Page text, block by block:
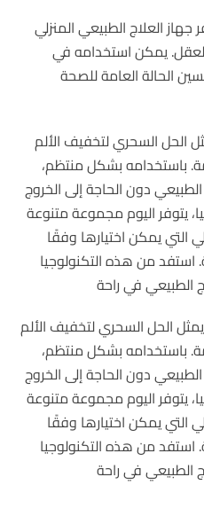
جهاز العلاج الطبيعي المنزلي
يمكن استخدامه في
الحالة العامة للصحة
الحل السحري لتخفيف الألم
باستخدامه بشكل منتظم،
دون الحاجة إلى الخروج
يتوفر اليوم مجموعة متنوعة
التي يمكن اختيارها وفقًا
استفد من هذه التكنولوجيا
الطبيعي في راحة
يمثل الحل السحري لتخفيف الألم
باستخدامه بشكل منتظم،
دون الحاجة إلى الخروج
يتوفر اليوم مجموعة متنوعة
التي يمكن اختيارها وفقًا
استفد من هذه التكنولوجيا
الطبيعي في راحة